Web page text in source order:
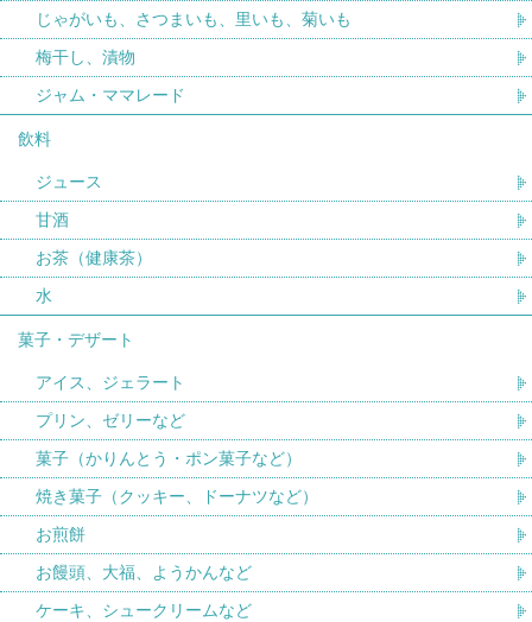
じゃがいも、さつまいも、里いも、菊いも
梅干し、漬物
ジャム・ママレード
飲料
ジュース
甘酒
お茶（健康茶）
水
菓子・デザート
アイス、ジェラート
プリン、ゼリーなど
菓子（かりんとう・ポン菓子など）
焼き菓子（クッキー、ドーナツなど）
お煎餅
お饅頭、大福、ようかんなど
ケーキ、シュークリームなど